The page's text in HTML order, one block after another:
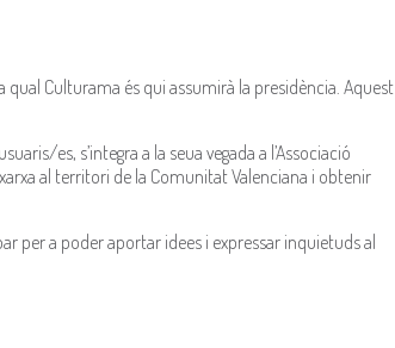
qual Culturama és qui assumirà la presidència. Aquest
es, s’integra a la seua vegada a l’Associació
al territori de la Comunitat Valenciana i obtenir
per a poder aportar idees i expressar inquietuds al